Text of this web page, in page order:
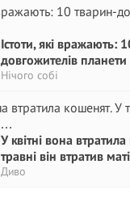
Істоти, які вражають:
довгожителів планети
Нічого собі
У квітні вона
травні він втратив
Диво